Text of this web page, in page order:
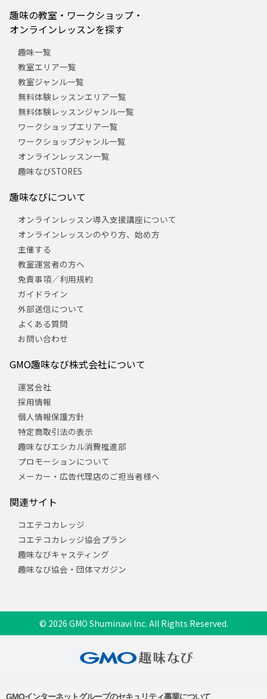
趣味の教室・ワークショップ・
オンラインレッスンを探す
趣味一覧
教室エリア一覧
教室ジャンル一覧
無料体験レッスンエリア一覧
無料体験レッスンジャンル一覧
ワークショップエリア一覧
ワークショップジャンル一覧
オンラインレッスン一覧
趣味なびSTORES
趣味なびについて
オンラインレッスン導入支援講座について
オンラインレッスンのやり方、始め方
主催する
教室運営者の方へ
免責事項／利用規約
ガイドライン
外部送信について
よくある質問
お問い合わせ
GMO趣味なび株式会社について
運営会社
採用情報
個人情報保護方針
特定商取引法の表示
趣味なびエシカル消費推進部
プロモーションについて
メーカー・広告代理店のご担当者様へ
関連サイト
コエテコカレッジ
コエテコカレッジ協会プラン
趣味なびキャスティング
趣味なび協会・団体マガジン
© 2026 GMO Shuminavi Inc. All Rights Reserved.